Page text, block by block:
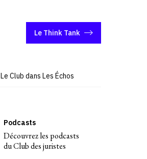
Le Think Tank
Le Club dans Les Échos
Podcasts
Découvrez les podcasts
du Club des juristes